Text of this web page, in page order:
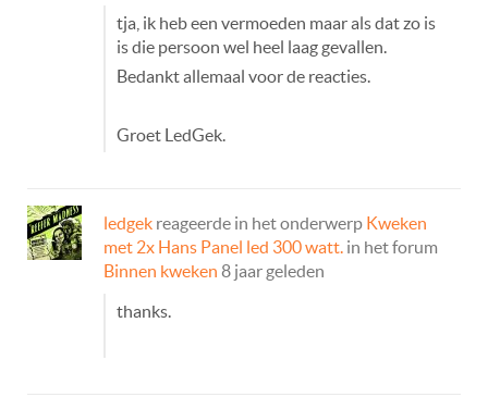
tja, ik heb een vermoeden maar als dat zo is
is die persoon wel heel laag gevallen.
Bedankt allemaal voor de reacties.
Groet LedGek.
ledgek reageerde in het onderwerp Kweken
met 2x Hans Panel led 300 watt. in het forum
Binnen kweken 8 jaar geleden
thanks.